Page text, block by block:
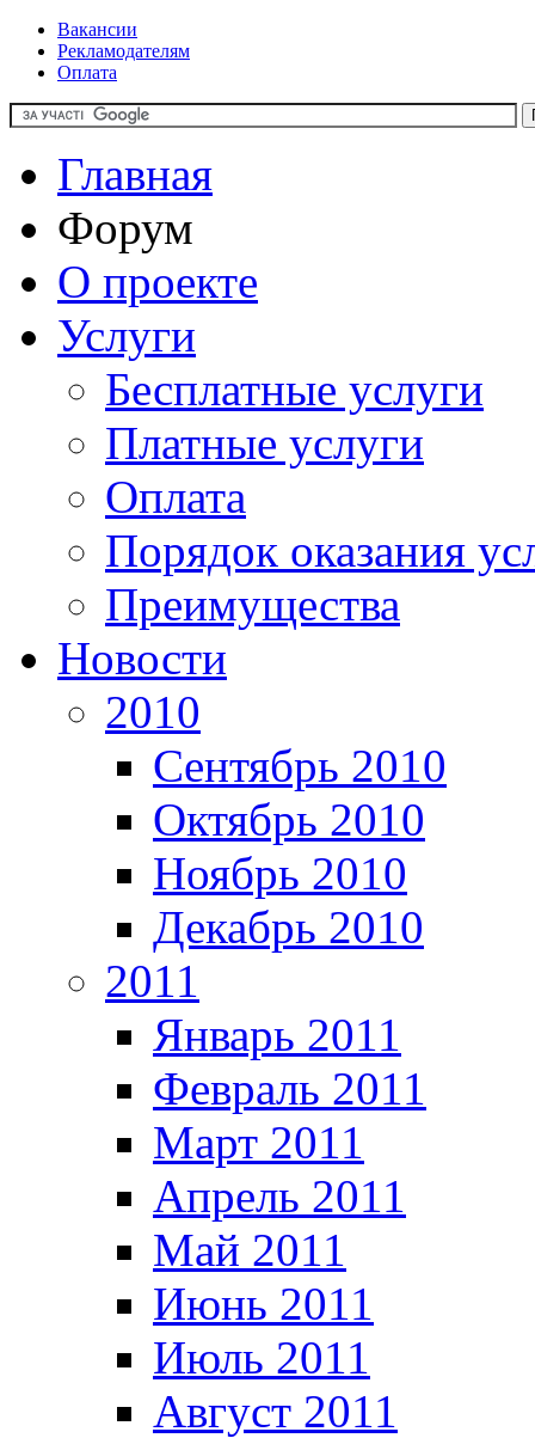
Вакансии
Рекламодателям
Оплата
Главная
Форум
О проекте
Услуги
Бесплатные услуги
Платные услуги
Оплата
Порядок оказания
Преимущества
Новости
2010
Сентябрь 2010
Октябрь 2010
Ноябрь 2010
Декабрь 2010
2011
Январь 2011
Февраль 2011
Март 2011
Апрель 2011
Май 2011
Июнь 2011
Июль 2011
Август 2011